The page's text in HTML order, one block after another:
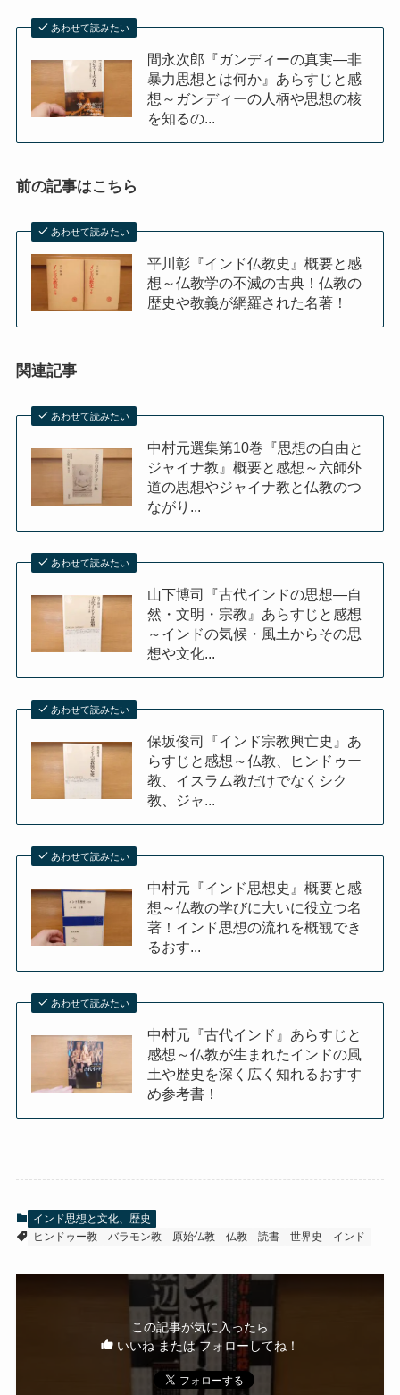
あわせて読みたい
間永次郎『ガンディーの真実―非
暴力思想とは何か』あらすじと感
想～ガンディーの人柄や思想の核
を知るの...
前の記事はこちら
あわせて読みたい
平川彰『インド仏教史』概要と感
想～仏教学の不滅の古典！仏教の
歴史や教義が網羅された名著！
関連記事
あわせて読みたい
中村元選集第10巻『思想の自由と
ジャイナ教』概要と感想～六師外
道の思想やジャイナ教と仏教のつ
ながり...
あわせて読みたい
山下博司『古代インドの思想―自
然・文明・宗教』あらすじと感想
～インドの気候・風土からその思
想や文化...
あわせて読みたい
保坂俊司『インド宗教興亡史』あ
らすじと感想～仏教、ヒンドゥー
教、イスラム教だけでなくシク
教、ジャ...
あわせて読みたい
中村元『インド思想史』概要と感
想～仏教の学びに大いに役立つ名
著！インド思想の流れを概観でき
るおす...
あわせて読みたい
中村元『古代インド』あらすじと
感想～仏教が生まれたインドの風
土や歴史を深く広く知れるおすす
め参考書！
インド思想と文化、歴史
ヒンドゥー教
バラモン教 原始仏教 仏教 読書 世界史 インド
この記事が気に入ったら
いいね または フォローしてね！